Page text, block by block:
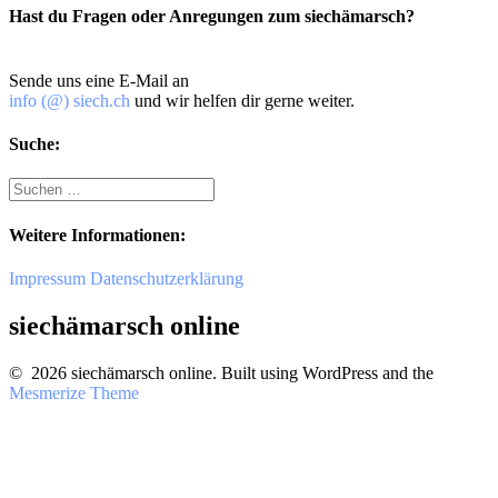
Hast du Fragen oder Anregungen zum siechämarsch?
Sende uns eine E-Mail an
info (@) siech.ch und wir helfen dir gerne weiter.
Suche:
Suche
nach:
Weitere Informationen:
Impressum Datenschutzerklärung
siechämarsch online
© 2026 siechämarsch online. Built using WordPress and the
Mesmerize Theme